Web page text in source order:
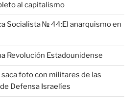
al capitalismo
Socialista № 44:El anarquismo en
Revolución Estadounidense
foto con militares de las
Defensa Israelíes